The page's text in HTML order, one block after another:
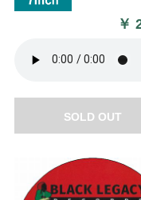
￥
SOLD OUT